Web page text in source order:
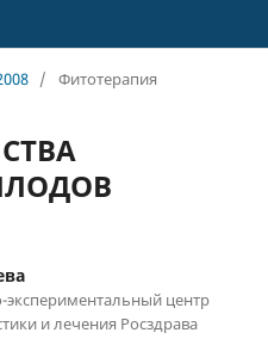
/ Фитотерапия
центр
и лечения Росздрава